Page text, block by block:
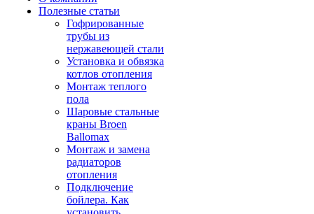
Полезные статьи
Гофрированные
трубы из
нержавеющей стали
Установка и обвязка
котлов отопления
Монтаж теплого
пола
Шаровые стальные
краны Broen
Ballomax
Монтаж и замена
радиаторов
отопления
Подключение
бойлера. Как